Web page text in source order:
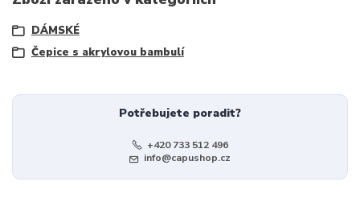
DÁMSKÉ
Čepice s akrylovou bambulí
Potřebujete poradit?
+420 733 512 496
info@capushop.cz